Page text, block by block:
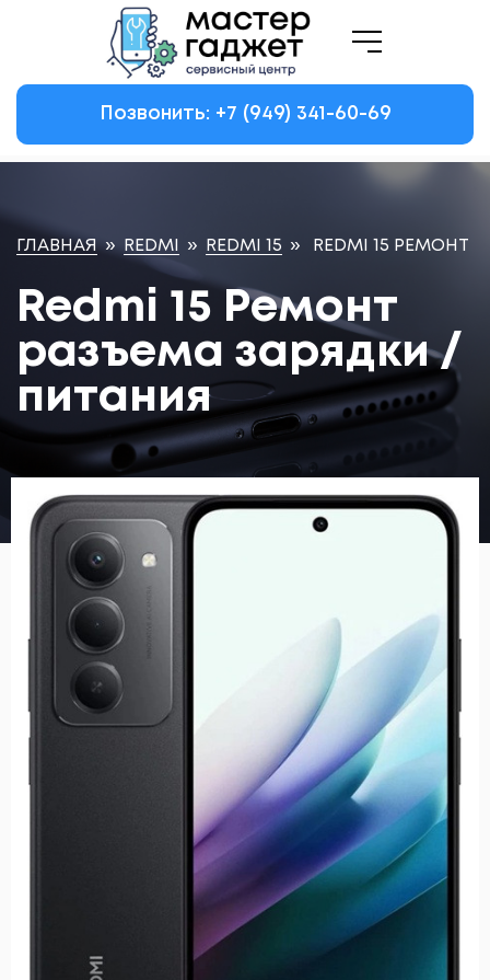
Позвонить: +7 (949) 341-60-69
ГЛАВНАЯ » REDMI » REDMI 15 » REDMI 15 РЕМОНТ
Redmi 15 Ремонт
разъема зарядки /
питания